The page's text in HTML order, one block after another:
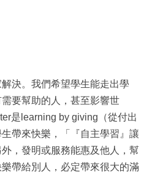
決。我們希望學生能走出學
要幫助的人，甚至影響世
是learning by giving（從付出
帶來快樂，「『自主學習』讓
，發明或服務能惠及他人，幫
帶給別人，必定帶來很大的滿